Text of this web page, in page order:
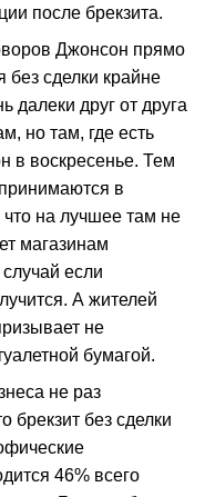
после брекзита.
Джонсон прямо
без сделки крайне
далеки друг от друга
но там, где есть
в воскресенье. Тем
в
на лучшее там не
магазинам
если
А жителей
не
бумагой.
не раз
брекзит без сделки
46% всего